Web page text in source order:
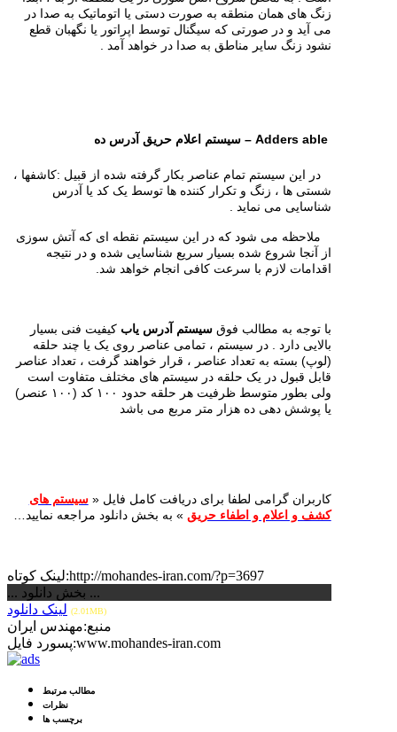
زنگ های همان منطقه به صورت دستی یا اتوماتیک به صدا در
می آید و در صورتی که سیگنال توسط اپراتور یا نگهبان قطع
نشود زنگ سایر مناطق به صدا در خواهد آمد .
Adders able – سیستم اعلام حریق آدرس ده
در این سیستم تمام عناصر بکار گرفته شده از قبیل :کاشفها ،
شستی ها ، زنگ و تکرار کننده ها توسط یک کد یا آدرس
شناسایی می نماید .
ملاحظه می شود که در این سیستم نقطه ای که آتش سوزی
از آنجا شروع شده بسیار سریع شناسایی شده و در نتیجه
اقدامات لازم با سرعت کافی انجام خواهد شد.
با توجه به مطالب فوقسیستم آدرس یاب کیفیت فنی بسیار
بالایی دارد . در سیستم ، تمامی عناصر روی یک یا چند حلقه
(لوپ) بسته به تعداد عناصر ، قرار خواهند گرفت ، تعداد عناصر
قابل قبول در یک حلقه در سیستم های مختلف متفاوت است
ولی بطور متوسط ظرفیت هر حلقه حدود ۱۰۰ کد (۱۰۰ عنصر)
یا پوشش دهی ده هزار متر مربع می باشد
کاربران گرامی لطفا برای دریافت کامل فایل «سیستم های
کشف و اعلام و اطفاء حریق » به بخش دانلود مراجعه نمایید…
لینک کوتاه:http://mohandes-iran.com/?p=3697
... بخش دانلود ...
لینک دانلود
(2.01MB)
منبع:مهندس ایران
پسورد فایل:www.mohandes-iran.com
مطالب مرتبط
نظرات
برچسب ها